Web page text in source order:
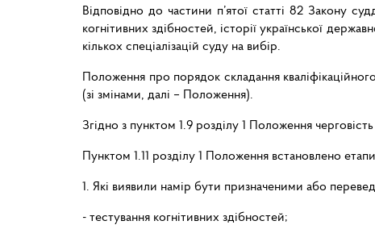
Відповідно до частини п’ятої статті 82 Закону
когнітивних здібностей, історії української
кількох спеціалізацій суду на вибір.
Положення про порядок складання
(зі змінами, далі – Положення).
Згідно з пунктом 1.9 розділу 1 Положення
Пунктом 1.11 розділу 1 Положення встановлено
1. Які виявили намір бути призначеними або
- тестування когнітивних здібностей;